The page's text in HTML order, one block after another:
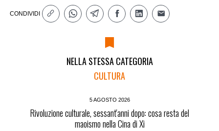
CONDIVIDI
NELLA STESSA CATEGORIA
CULTURA
5 AGOSTO 2026
Rivoluzione culturale, sessant'anni dopo: cosa resta del
maoismo nella Cina di Xi